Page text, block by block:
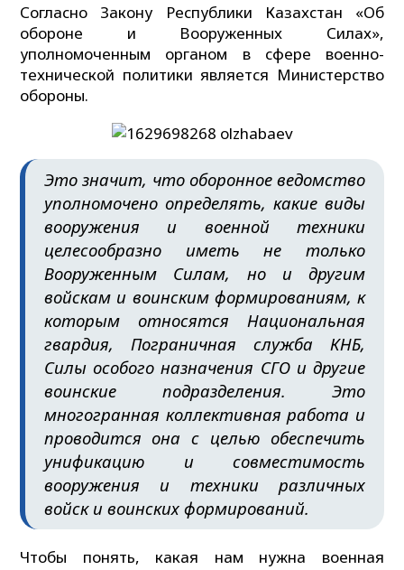
Согласно Закону Республики Казахстан «Об
обороне и Вооруженных Силах»,
уполномоченным органом в сфере военно-
технической политики является Министерство
обороны.
Это значит, что оборонное ведомство
уполномочено определять, какие виды
вооружения и военной техники
целесообразно иметь не только
Вооруженным Силам, но и другим
войскам и воинским формированиям, к
которым относятся Национальная
гвардия, Пограничная служба КНБ,
Силы особого назначения СГО и другие
воинские подразделения. Это
многогранная коллективная работа и
проводится она с целью обеспечить
унификацию и совместимость
вооружения и техники различных
войск и воинских формирований.
Чтобы понять, какая нам нужна военная